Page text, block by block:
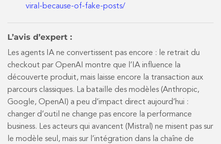
viral-because-of-fake-posts/
L’avis d’expert :
Les agents IA ne convertissent pas encore : le retrait du
checkout par OpenAI montre que l’IA influence la
découverte produit, mais laisse encore la transaction aux
parcours classiques. La bataille des modèles (Anthropic,
Google, OpenAI) a peu d’impact direct aujourd’hui :
changer d’outil ne change pas encore la performance
business. Les acteurs qui avancent (Mistral) ne misent pas sur
le modèle seul, mais sur l’intégration dans la chaîne de